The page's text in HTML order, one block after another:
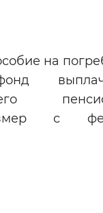
на
с